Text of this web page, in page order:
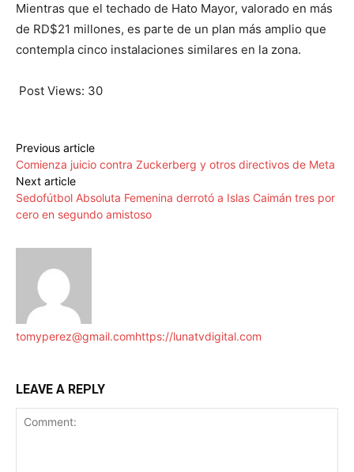
Mientras que el techado de Hato Mayor, valorado en más
de RD$21 millones, es parte de un plan más amplio que
contempla cinco instalaciones similares en la zona.
Post Views: 30
Previous article
Comienza juicio contra Zuckerberg y otros directivos de Meta
Next article
Sedofútbol Absoluta Femenina derrotó a Islas Caimán tres por
cero en segundo amistoso
tomyperez@gmail.comhttps://lunatvdigital.com
LEAVE A REPLY